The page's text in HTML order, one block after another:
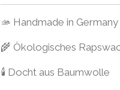
🫴 Handmade in Germany
🌾 Ökologisches
🕯 Docht aus Baumwolle